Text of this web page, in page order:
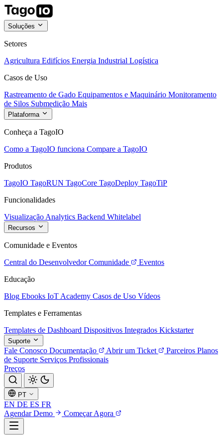
Soluções
Setores
Agricultura Edifícios Energia Industrial Logística
Casos de Uso
Rastreamento de Gado Equipamentos e Maquinário Monitoramento
de Silos Submedição Mais
Plataforma
Conheça a TagoIO
Como a TagoIO funciona Compare a TagoIO
Produtos
TagoIO TagoRUN TagoCore TagoDeploy TagoTiP
Funcionalidades
Visualização Analytics Backend Whitelabel
Recursos
Comunidade e Eventos
Central do Desenvolvedor Comunidade
Eventos
Educação
Blog Ebooks IoT Academy Casos de Uso Vídeos
Templates e Ferramentas
Templates de Dashboard Dispositivos Integrados Kickstarter
Suporte
Fale Conosco Documentação Abrir um Ticket Parceiros Planos
de Suporte Serviços Profissionais
Preços
PT
EN DE ES FR
Agendar Demo
Começar Agora